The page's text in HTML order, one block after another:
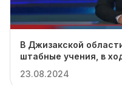
В Джизакской
штабные учения, в
осенне-зимнему
23.08.2024